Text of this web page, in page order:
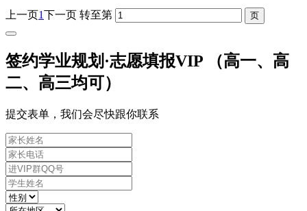
上一页1下一页 转至第
签约学业规划·志愿填报VIP （高一、高
二、高三均可）
提交表单，我们会尽快跟你联系